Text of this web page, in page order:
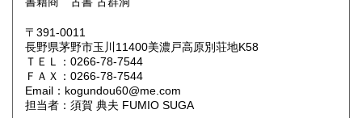
岡山県
山口県 180円
香川県 180円
〒391-0011
長野県茅野市玉川11400美濃戸高原別荘地K58
ＴＥＬ：0266-78-7544
ＦＡＸ：0266-78-7544
Email：kogundou60@me.com
担当者：須賀 典夫 FUMIO SUGA